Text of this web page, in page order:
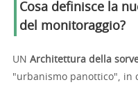
Cosa definisce la
del monitoraggio?
UN Architettura della
"urbanismo panottico", in